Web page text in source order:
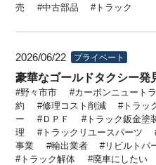
売
中古部品 トラック
2026/06/22 プライベート
豪華なゴールドタクシー発
野々市市 カーボンニュート
約
修理コスト削減 トラッ
ー
ＤＰＦ トラック鈑金塗
理
トラックリユースパーツ
事業
輸出業者 リビルトパ
トラック解体
廃車にしたい